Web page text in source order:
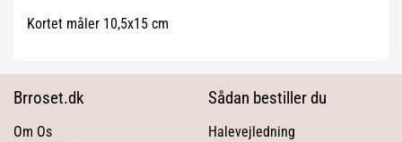
Kortet måler 10,5x15 cm
Brroset.dk
Om Os
Sådan bestiller du
Halevejledning